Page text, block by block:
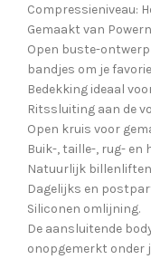
Compressieniveau:
Gemaakt van
Open buste-
bandjes om je
Bedekking ideaal
Ritssluiting aan de
Open kruis voor
Buik-, taille-, rug- en
Natuurlijk
Dagelijks en
Siliconen omlijning.
De aansluitende
onopgemerkt onder